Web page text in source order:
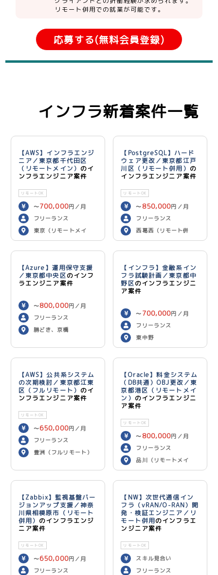
リモート併用での就業が可能です。
応募する(無料会員登録)
インフラ新着案件一覧
【AWS】インフラエンジ
ニア／東京都千代田区
（リモートメイン） のイ
ンフラエンジニア案件
リモートOK
〜700,000円／月
フリーランス
東京（リモートメイ
ン）
【PostgreSQL】ハード
ウェア更改／東京都江戸
川区（リモート併用） の
インフラエンジニア案件
リモートOK
〜 850,000円／月
フリーランス
西葛西（リモート併
用）
【Azure】運用保守支援
／東京都中央区のインフ
ラエンジニア案件
〜800,000円／月
フリーランス
勝どき、京橋
【インフラ】金融系イン
フラ試験計画／東京都中
野区のインフラエンジニ
ア案件
〜 700,000円／月
フリーランス
東中野
【AWS】公共系システム
の次期検討／東京都江東
区（フルリモート） のイ
ンフラエンジニア案件
リモートOK
〜650,000円／月
フリーランス
豊洲（フルリモート）
【Oracle】料金システム
（DB共通）OBJ更改／東
京都港区（リモートメイ
ン） のインフラエンジニ
ア案件
リモートOK
〜 800,000円／月
フリーランス
品川（リモートメイ
ン）
【Zabbix】監視基盤バー
ジョンアップ支援／神奈
川県相模原市（リモート
併用） のインフラエンジ
ニア案件
リモートOK
〜650,000円／月
フリーランス
【NW】次世代通信イン
フラ（vRAN/O-RAN）開
発・検証エンジニア／リ
モート併用のインフラエ
ンジニア案件
リモートOK
スキル見合い
フリーランス